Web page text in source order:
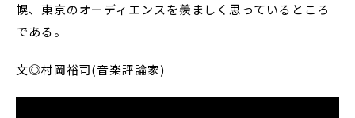
幌、東京のオーディエンスを羨ましく思っているところ
である。
文◎村岡裕司(音楽評論家)